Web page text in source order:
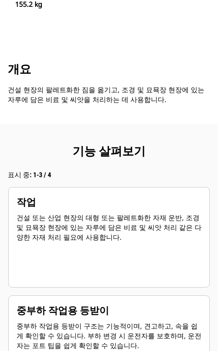
155.2 kg
개요
건설 현장의 팔레트화한 짐을 옮기고, 조경 및 묘묙장 현장에 있는
자루에 담은 비료 및 씨앗을 처리하는 데 사용합니다.
기능 살펴보기
표시 중: 1-3 / 4
작업
건설 또는 산업 현장의 대형 또는 팔레트화한 자재 운반, 조경
및 묘묙장 현장에 있는 자루에 담은 비료 및 씨앗 처리 같은 다
양한 자재 처리 필요에 사용합니다.
중부하 작업용 등받이
중부하 작업용 등받이 구조는 기능적이며, 견고하고, 속을 쉽
게 확인할 수 있습니다. 부하 변경 시 운전자를 보호하며, 운전
자는 포트 팁을 쉽게 확인할 수 있습니다.